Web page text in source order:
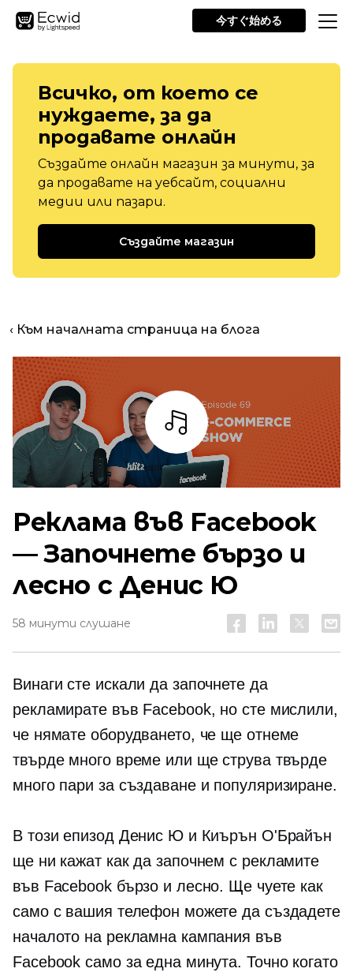
今すぐ始める
Всичко, от което се
нуждаете, за да
продавате онлайн
Създайте онлайн магазин за минути, за
да продавате на уебсайт, социални
медии или пазари.
Създайте магазин
‹ Към началната страница на блога
Слушай
Реклама във Facebook
— Започнете бързо и
лесно с Денис Ю
58 минути слушане
Винаги сте искали да започнете да
рекламирате във Facebook, но сте мислили,
че нямате оборудването, че ще отнеме
твърде много време или ще струва твърде
много пари за създаване и популяризиране.
В този епизод Денис Ю и Киърън О'Брайън
ще ни кажат как да започнем с рекламите
във Facebook бързо и лесно. Ще чуете как
само с вашия телефон можете да създадете
началото на рекламна кампания във
Facebook само за една минута. Точно когато